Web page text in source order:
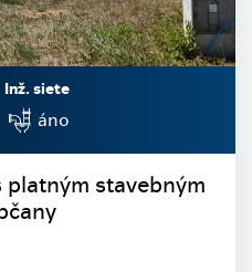
Inž. siete
áno
platným stavebným